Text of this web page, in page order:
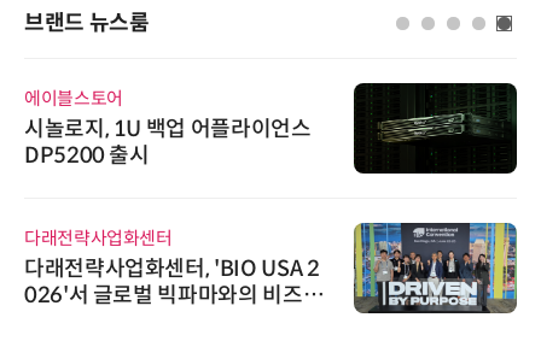
브랜드 뉴스룸
에이블스토어
시놀로지, 1U 백업 어플라이언스
DP5200 출시
다래전략사업화센터
다래전략사업화센터, 'BIO USA 2
026'서 글로벌 빅파마와의 비즈니